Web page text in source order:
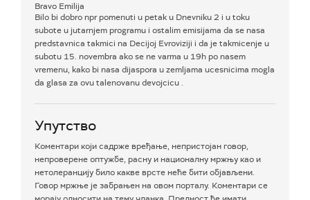
Bravo Emilija
Bilo bi dobro npr pomenuti u petak u Dnevniku 2 i u toku
subote u jutarnjem programu i ostalim emisijama da se nasa
predstavnica takmici na Decijoj Evroviziji i da je takmicenje u
subotu 15. novembra ako se ne varma u 19h po nasem
vremenu, kako bi nasa dijaspora u zemljama ucesnicima mogla
da glasa za ovu talenovanu devojcicu .
Упутство
Коментари који садрже вређање, непристојан говор,
непроверене оптужбе, расну и националну мржњу као и
нетолеранцију било какве врсте неће бити објављени.
Говор мржње је забрањен на овом порталу. Коментари се